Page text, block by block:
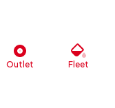
Outlet Fleet